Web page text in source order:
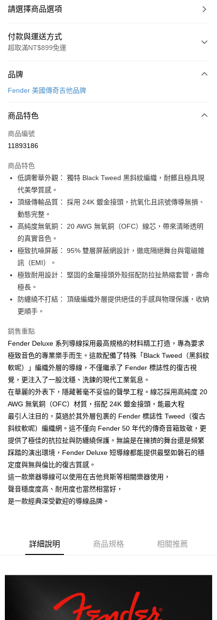
請選擇商品選項
付款與運送方式
超取滿NT$899免運
信用卡一次付款
3 期 0 利率 每期
合作金庫商業銀行
上海商業儲蓄銀行
臺灣中小企業銀行
匯豐（台灣）商業銀行
華泰商業銀行
聯邦商業銀行
元大商業銀行
永豐商業銀行
玉山商業銀行
台灣樂天信用卡公司
合作金庫商業銀行
上海商業儲蓄銀行
國泰世華商業銀行
兆豐國際商業銀行
匯豐（台灣）商業銀行
聯邦商業銀行
遠東國際商業銀行
元大商業銀行
玉山商業銀行
星展（台灣）商業銀行
台新國際商業銀行
12 期 0 利率 每期
華南商業銀行
上海商業儲蓄銀行
台北富邦商業銀行
國泰世華商業銀行
臺灣中小企業銀行
台中商業銀行
聯邦商業銀行
元大商業銀行
永豐商業銀行
玉山商業銀行
台新國際商業銀行
中國信託商業銀行
台灣樂天信用卡公司
LINE Pay
街口支付
悠遊付
Google Pay
全盈+PAY
AFTEE先享後付
相關說明
【關於「AFTEE先享後付」】
便利好安心！
１．簡單：不需註冊會員、不需綁卡、不需儲值。
２．便利：只要手機號碼，簡訊認證，即可結帳。
３．安心：先確認商品／服務後，再付款。
【「AFTEE先享後付」結帳流程】
１．於結帳方式選擇「AFTEE先享後付」後，將跳轉至「AFTEE先享後付」
結帳頁面，進行簡訊認證並確認金額後，即可完成結帳。
２．訂單成立數日內，您將收到繳費通知簡訊。
３．收到繳費通知簡訊後14天內，點擊此簡訊中的連結，可透過四大超商／
ATM／網路銀行／等多元方式進行付款，方視為交易完成。
購買商品的店家。未經商家同意取消之訂單仍視為有效，需透過AFTEE先享
後付繳納相關費用。
※ 交易是否成功請以「AFTEE先享後付 」之結帳頁面顯示為準，若有關於
是否繳費成功／繳費後需取消欲退款等相關疑問，請聯繫「AFTEE先享後付
客戶支援中心」https://netprotections.freshdesk.com/support/home
１．透過由恩沛科技股份有限公司提供之「AFTEE先享後付」服務完成之交
易，需依本服務之必要範圍內提供個人資料，並將交易相關給付款項請求債
「AFTEE先享後付」，若未經同意申辦者引起之損失，本公司不負相關責
恩沛科技股份有限公司將有權停止該用戶之使用額度並採取法律行動。
ATM付款
運送方式
全家取貨付款
每筆NT$60，滿NT$899(含以上)免運費
付款後全家取貨
每筆NT$60，滿NT$899(含以上)免運費
7-11取貨付款
每筆NT$60，滿NT$899(含以上)免運費
付款後7-11取貨
每筆NT$60，滿NT$899(含以上)免運費
宅配
每筆NT$105，滿NT$899(含以上)免運費
宅配 - 離島
每筆NT$80，滿NT$899(含以上)免運費
付款後門市自取
品牌
Fender 美國傳奇吉他品牌
商品特色
商品編號
11893186
商品特色
低調奢華外觀： 獨特 Black Tweed 黑斜紋編織，耐髒且極具現
代美學質感。
頂級傳輸品質： 採用 24K 鍍金接頭，抗氧化且訊號傳導無損、
動態完整。
高純度無氧銅： 20 AWG 無氧銅（OFC）線芯，帶來清晰透明
的真實音色。
極致抗噪屏蔽： 95% 雙層屏蔽網設計，徹底隔絕舞台與電磁雜
訊（EMI）。
極致耐用設計： 堅固的金屬接頭外殼搭配防拉扯熱縮套管，壽命
極長。
防纏繞不打結： 頂級編織外層提供絕佳的手感與物理保護，收納
更順手。
銷售重點
Fender Deluxe 系列導線採用最高規格的材料精工打造，專為要求
極致音色的專業樂手而生。這款配備了特殊「Black Tweed（黑斜紋
軟呢）」編織外層的導線，不僅繼承了 Fender 標誌性的復古視
覺，更注入了一股沈穩、洗鍊的現代工業氣息。
在華麗的外表下，隱藏著毫不妥協的聲學工程。線芯採用高純度 20
AWG 無氧銅（OFC）材質，搭配 24K 鍍金接頭，能最大程
最引人注目的，莫過於其外層包裹的 Fender 標誌性 Tweed（復古
斜紋軟呢）編織網。這不僅向 Fender 50 年代的傳奇音箱致敬，更
提供了極佳的抗拉扯與防纏繞保護。無論是在擁擠的舞台還是頻繁
踩踏的演出環境，Fender Deluxe 短導線都能提供最堅如磐石的穩
定度與無與倫比的復古質感。
這一款樂器導線可以使用在吉他貝斯等相關樂器使用，
聲音穩度度高、耐用度也當然相當好，
是一款經典深受歡迎的導線品牌。
詳細說明 商品規格 相關推薦